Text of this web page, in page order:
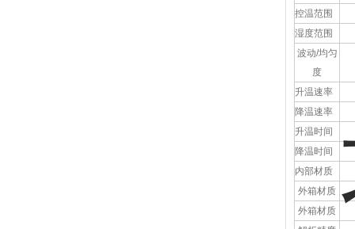
控温范围
湿度范围
波动/均匀
度
升温速率
降温速率
升温时间
降温时间
内部材质
外箱材质
外箱材质